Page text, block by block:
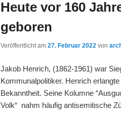
Heute vor 160
geboren
Veröffentlicht am27. Februar 2022 von
Jakob Henrich, (1862-1961) war
Kommunalpolitiker. Henrich
Bekanntheit. Seine Kolumne
Volk“ nahm häufig antisemitische